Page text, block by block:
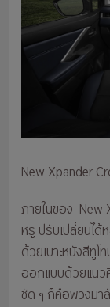
New Xpander
ภายในของ New
หรู ปรับเปลี่ยนไ
ด้วยเบาะหนังสีทู
ออกแบบด้วยแนว
ชัด ๆ ก็คือพวงมา